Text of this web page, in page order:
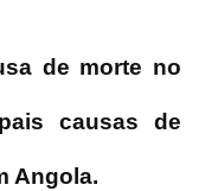
de morte no
causas de
Angola.